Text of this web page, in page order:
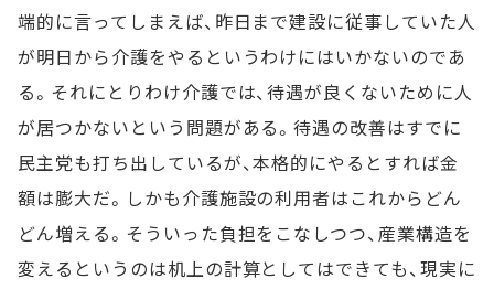
端的に言ってしまえば、昨日まで建設に従事していた人
が明日から介護をやるというわけにはいかないのであ
る。それにとりわけ介護では、待遇が良くないために人
が居つかないという問題がある。待遇の改善はすでに
民主党も打ち出しているが、本格的にやるとすれば金
額は膨大だ。しかも介護施設の利用者はこれからどん
どん増える。そういった負担をこなしつつ、産業構造を
変えるというのは机上の計算としてはできても、現実に